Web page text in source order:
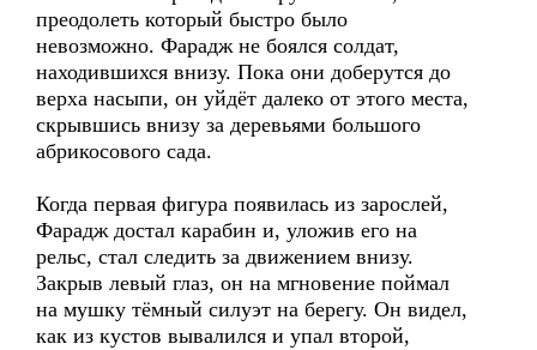
преодолеть который быстро было
невозможно. Фарадж не боялся солдат,
находившихся внизу. Пока они доберутся до
верха насыпи, он уйдёт далеко от этого места,
скрывшись внизу за деревьями большого
абрикосового сада.
Когда первая фигура появилась из зарослей,
Фарадж достал карабин и, уложив его на
рельс, стал следить за движением внизу.
Закрыв левый глаз, он на мгновение поймал
на мушку тёмный силуэт на берегу. Он видел,
как из кустов вывалился и упал второй,